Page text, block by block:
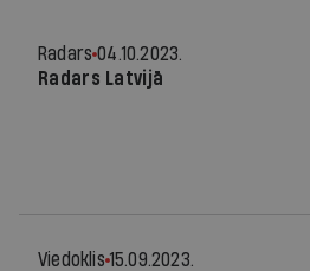
Radars 04.10.2023.
Radars Latvijā
Viedoklis 15.09.2023.